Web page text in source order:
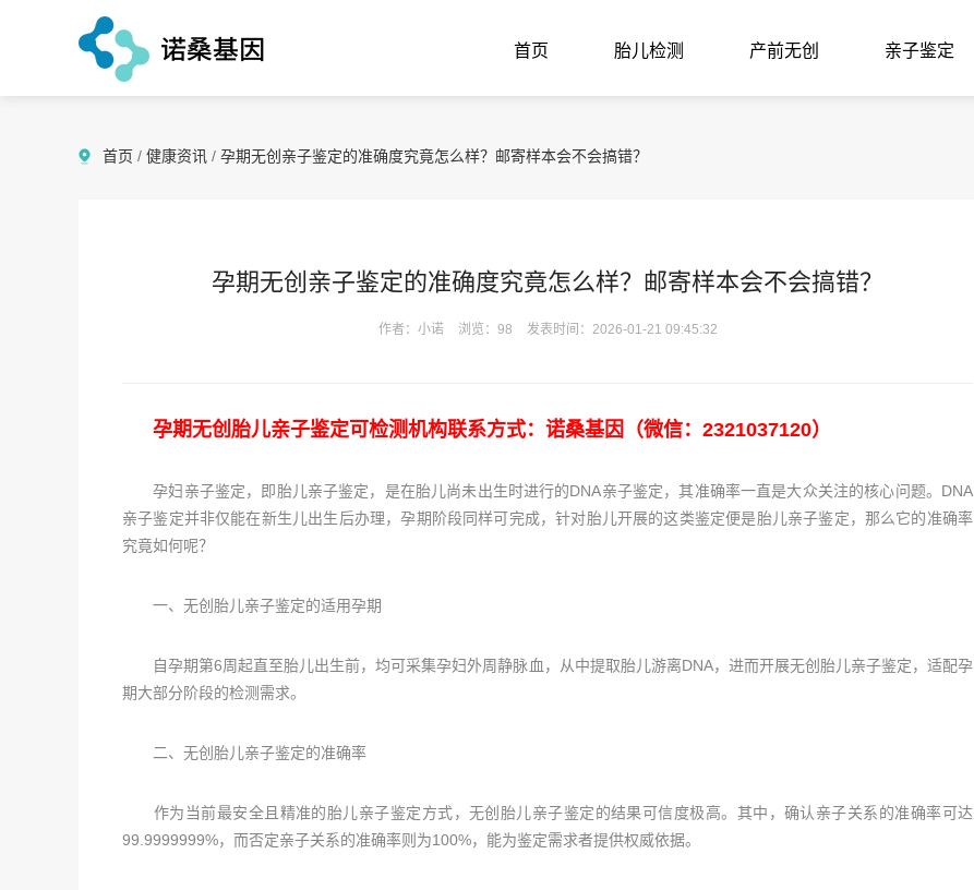
首页 胎儿检测 产前无创 亲子鉴定
首页 / 健康资讯 / 孕期无创亲子鉴定的准确度究竟怎么样？邮寄样本会不会搞错？
孕期无创亲子鉴定的准确度究竟怎么样？邮寄样本会不会搞错？
作者：小诺 浏览：98 发表时间：2026-01-21 09:45:32
孕期无创胎儿亲子鉴定可检测机构联系方式：诺桑基因（微信：2321037120）
孕妇亲子鉴定，即胎儿亲子鉴定，是在胎儿尚未出生时进行的DNA亲子鉴定，其准确率一直是大众关注的核心问题。DNA
亲子鉴定并非仅能在新生儿出生后办理，孕期阶段同样可完成，针对胎儿开展的这类鉴定便是胎儿亲子鉴定，那么它的准确率
究竟如何呢？
一、无创胎儿亲子鉴定的适用孕期
自孕期第6周起直至胎儿出生前，均可采集孕妇外周静脉血，从中提取胎儿游离DNA，进而开展无创胎儿亲子鉴定，适配孕
期大部分阶段的检测需求。
二、无创胎儿亲子鉴定的准确率
作为当前最安全且精准的胎儿亲子鉴定方式，无创胎儿亲子鉴定的结果可信度极高。其中，确认亲子关系的准确率可达
99.9999999%，而否定亲子关系的准确率则为100%，能为鉴定需求者提供权威依据。